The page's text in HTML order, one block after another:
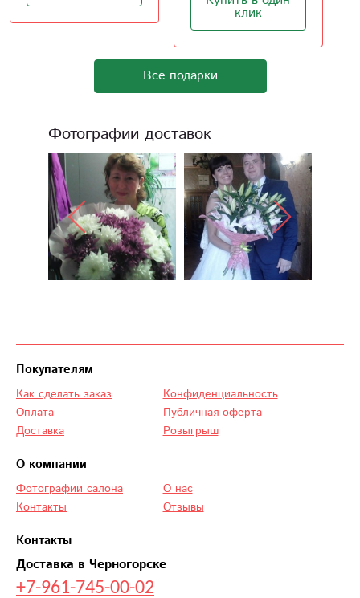
Все подарки
Фотографии доставок
Контакты
Доставка в Черногорске
+7-961-745-00-02
Покупателям
Как сделать заказ
Оплата
Доставка
Конфиденциальность
Публичная оферта
Розыгрыш
О компании
Фотографии салона
Контакты
О нас
Отзывы